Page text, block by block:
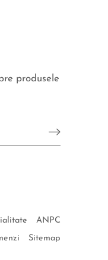
noi
produsele
ANPC
Sitemap